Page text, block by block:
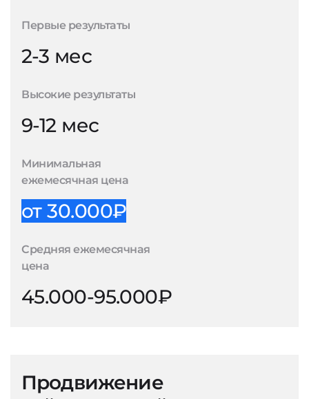
Первые результаты
2-3 мес
Высокие результаты
9-12 мес
Минимальная
ежемесячная цена
от 30.000₽
Средняя ежемесячная
цена
45.000-95.000₽
Продвижение